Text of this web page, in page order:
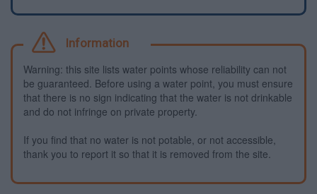
Information
Warning: this site lists water points whose reliability can not
be guaranteed. Before using a water point, you must ensure
that there is no sign indicating that the water is not drinkable
and do not infringe on private property.
If you find that no water is not potable, or not accessible,
thank you to report it so that it is removed from the site.